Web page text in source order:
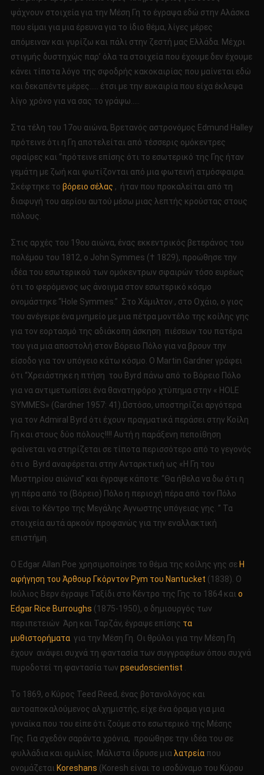
48
ψάχνουν στοιχεία για την Μέση Γη το έγραψα εδώ στην Αλάσκα
που είμαι για μια έρευνα για το ίδιο θέμα, λίγες μέρες
απόμειναν και γυρίζω και πάλι στην ζεστή μας Ελλάδα. Μέχρι
στιγμής δυστηχώς παρ’ όλα τα στοιχεία που έχουμε δεν έχουμε
κάνει τίποτα λόγο της σφοδρής κακοκαιρίας που μαίνεται εδώ
και δεκαπέντε μέρες….. έτσι με την ευκαιρία που είχα έκλεψα
λίγο χρόνο για να σας το γράψω…..
Στα τέλη του 17ου αιώνα, Βρετανός αστρονόμος Edmund Halley
πρότεινε ότι η Γη αποτελείται από τέσσερις ομόκεντρες
σφαίρες και “πρότεινε επίσης ότι το εσωτερικό της Γης ήταν
γεμάτη με ζωή και φωτίζονται από μια φωτεινή ατμόσφαιρα.
Σκέφτηκε το βόρειο σέλας , ήταν που προκαλείται από τη
διαφυγή του αερίου αυτού μέσω μιας λεπτής κρούστας στους
πόλους.
Στις αρχές του 19ου αιώνα, ένας εκκεντρικός βετεράνος του
πολέμου του 1812, ο John Symmes († 1829), προώθησε την
ιδέα του εσωτερικού των ομόκεντρων σφαιρών τόσο ευρέως
ότι το φερόμενος ως άνοιγμα στον εσωτερικό κόσμο
ονομάστηκε “Hole Symmes.” Στο Χάμιλτον , στο Οχάιο, ο γιος
του ανέγειρε ένα μνημείο με μια πέτρα μοντέλο της κοίλης γης
για τον εορτασμό της αδιάκοπη άσκηση πιέσεων του πατέρα
του για μια αποστολή στον Βόρειο Πόλο για να βρουν την
είσοδο για τον υπόγειο κάτω κόσμο. Ο Martin Gardner γράφει
ότι “Χρειάστηκε η πτήση του Byrd πάνω από το Βόρειο Πόλο
για να αντιμετωπίσει ένα θανατηφόρο χτύπημα στην « HOLE
SYMMES» (Gardner 1957: 41).Ωστόσο, υποστηρίζει αργότερα
για τον Admiral Byrd ότι έχουν πραγματικά περάσει στην Κοίλη
Γη και στους δύο πόλους!!!! Αυτή η παράξενη πεποίθηση
φαίνεται να στηρίζεται σε τίποτα περισσότερο από το γεγονός
ότι ο Byrd αναφέρεται στην Ανταρκτική ως «Η Γη του
Μυστηρίου αιώνια” και έγραψε κάποτε: “Θα ήθελα να δω ότι η
γη πέρα από το (Βόρειο) Πόλο η περιοχή πέρα από τον Πόλο
είναι το Κέντρο της Μεγάλης Άγνωστης υπόγειας γης. ” Τα
στοιχεία αυτά αρκούν προφανώς για την εναλλακτική
επιστήμη.
Ο Edgar Allan Poe χρησιμοποίησε το θέμα της κοίλης γης σε Η
αφήγηση του Άρθουρ Γκόρντον Pym του Nantucket (1838). Ο
Ιούλιος Βερν έγραψε Ταξίδι στο Κέντρο της Γης το 1864 και ο
Edgar Rice Burroughs (1875-1950), ο δημιουργός των
περιπετειών Άρη και Ταρζάν, έγραψε επίσης τα
μυθιστορήματαγια την Μέση Γη. Οι θρύλοι για την Μέση Γη
έχουν ανάψει συχνά τη φαντασία των συγγραφέων όπου συχνά
πυροδοτεί τη φαντασία των pseudoscientist
Το 1869, ο Κύρος Teed Reed, ένας βοτανολόγος και
αυτοαποκαλούμενος αλχημιστής, είχε ένα όραμα για μια
γυναίκα που του είπε ότι ζούμε στο εσωτερικό της Μέσης
Γης. Για σχεδόν σαράντα χρόνια, προώθησε την ιδέα του σε
φυλλάδια και ομιλίες. Μάλιστα ίδρυσε μια λατρείαπου
ονομάζεται Koreshans (Koresh είναι το ισοδύναμο του Κύρου